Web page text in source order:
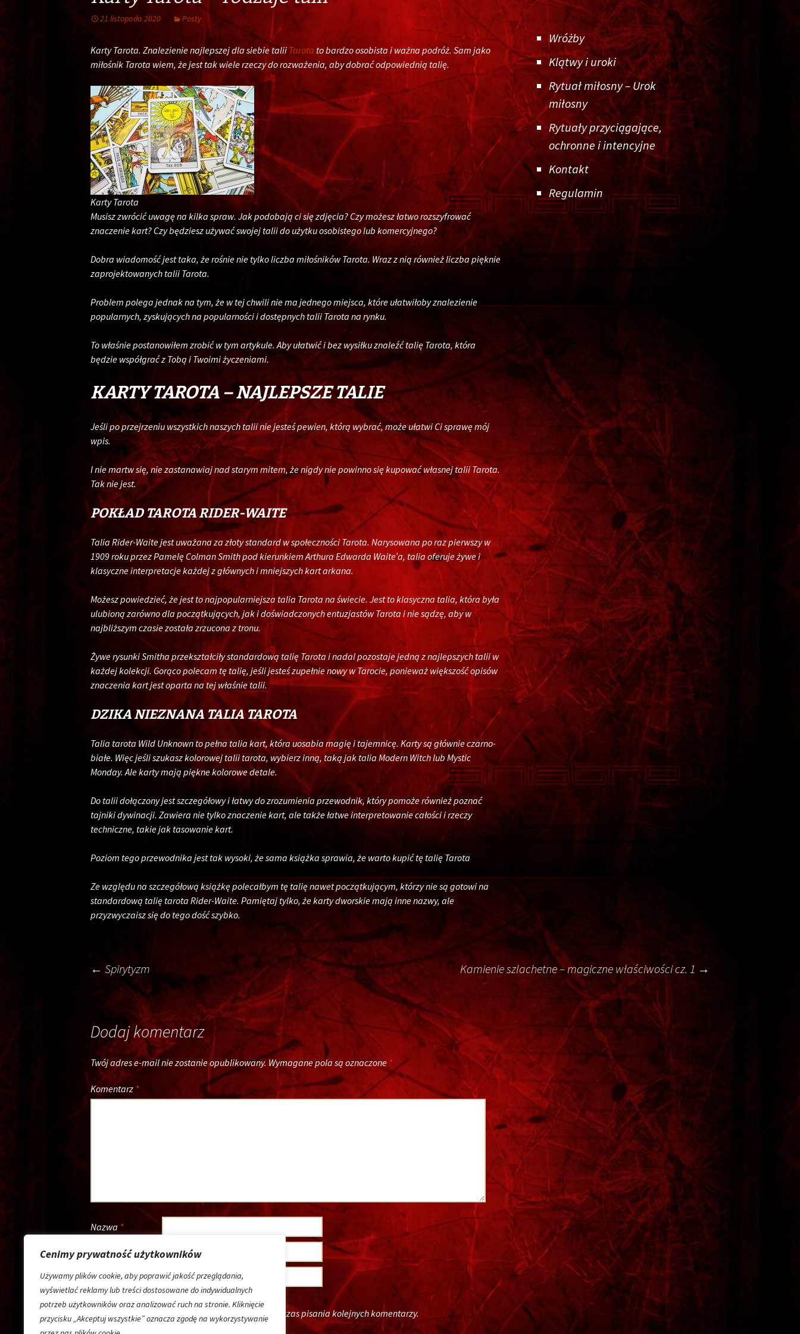
Cenimy prywatność użytkowników
Używamy plików cookie, aby poprawić jakość przeglądania,
wyświetlać reklamy lub treści dostosowane do indywidualnych
potrzeb użytkowników oraz analizować ruch na stronie. Kliknięcie
przycisku „Akceptuj wszystkie” oznacza zgodę na wykorzystywanie
21 listopada 2020 Posty
Karty Tarota. Znalezienie najlepszej dla siebie taliiTarota to bardzo osobista i ważna podróż. Sam jako
miłośnik Tarota wiem, że jest tak wiele rzeczy do rozważenia, aby dobrać odpowiednią talię.
Karty Tarota
Musisz zwrócić uwagę na kilka spraw. Jak podobają ci się zdjęcia? Czy możesz łatwo rozszyfrować
znaczenie kart? Czy będziesz używać swojej talii do użytku osobistego lub komercyjnego?
Dobra wiadomość jest taka, że ​​rośnie nie tylko liczba miłośników Tarota. Wraz z nią również liczba pięknie
zaprojektowanych talii Tarota.
Problem polega jednak na tym, że w tej chwili nie ma jednego miejsca, które ułatwiłoby znalezienie
popularnych, zyskujących na popularności i dostępnych talii Tarota na rynku.
To właśnie postanowiłem zrobić w tym artykule. Aby ułatwić i bez wysiłku znaleźć talię Tarota, która
będzie współgrać z Tobą i Twoimi życzeniami.
KARTY TAROTA – NAJLEPSZE TALIE
Jeśli po przejrzeniu wszystkich naszych talii nie jesteś pewien, którą wybrać, może ułatwi Ci sprawę mój
wpis.
I nie martw się, nie zastanawiaj nad starym mitem, że nigdy nie powinno się kupować własnej talii Tarota.
Tak nie jest.
POKŁAD TAROTA RIDER-WAITE
Talia Rider-Waite jest uważana za złoty standard w społeczności Tarota. Narysowana po raz pierwszy w
1909 roku przez Pamelę Colman Smith pod kierunkiem Arthura Edwarda Waite’a, talia oferuje żywe i
klasyczne interpretacje każdej z głównych i mniejszych kart arkana.
Możesz powiedzieć, że jest to najpopularniejsza talia Tarota na świecie. Jest to klasyczna talia, która była
ulubioną zarówno dla początkujących, jak i doświadczonych entuzjastów Tarota i nie sądzę, aby w
najbliższym czasie została zrzucona z tronu.
Żywe rysunki Smitha przekształciły standardową talię Tarota i nadal pozostaje jedną z najlepszych talii w
każdej kolekcji. Gorąco polecam tę talię, jeśli jesteś zupełnie nowy w Tarocie, ponieważ większość opisów
znaczenia kart jest oparta na tej właśnie talii.
DZIKA NIEZNANA TALIA TAROTA
Talia tarota Wild Unknown to pełna talia kart, która uosabia magię i tajemnicę. Karty są głównie czarno-
białe. Więc jeśli szukasz kolorowej talii tarota, wybierz inną, taką jak talia Modern Witch lub Mystic
Monday. Ale karty mają piękne kolorowe detale.
Do talii dołączony jest szczegółowy i łatwy do zrozumienia przewodnik, który pomoże również poznać
tajniki dywinacji. Zawiera nie tylko znaczenie kart, ale także łatwe interpretowanie całości i rzeczy
techniczne, takie jak tasowanie kart.
Poziom tego przewodnika jest tak wysoki, że ​​sama książka sprawia, że ​​warto kupić tę talię Tarota
Ze względu na szczegółową książkę polecałbym tę talię nawet początkującym, którzy nie są gotowi na
standardową talię tarota Rider-Waite. Pamiętaj tylko, że karty dworskie mają inne nazwy, ale
przyzwyczaisz się do tego dość szybko.
Post
navigation
← Spirytyzm Kamienie szlachetne – magiczne właściwości cz. 1 →
Dodaj komentarz
Twój adres e-mail nie zostanie opublikowany. Wymagane pola są oznaczone *
Komentarz *
Nazwa *
Adres e-mail*
Witryna
internetowa
Zapamiętaj moje dane w tej przeglądarce podczas pisania kolejnych komentarzy.
Wróżby
Klątwy i uroki
Rytuał miłosny – Urok
miłosny
Rytuały przyciągające,
ochronne i intencyjne
Kontakt
Regulamin